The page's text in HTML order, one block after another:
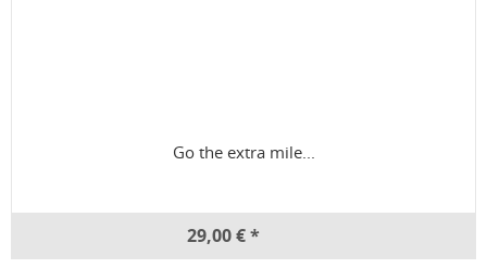
Go the extra mile...
29,00 € *